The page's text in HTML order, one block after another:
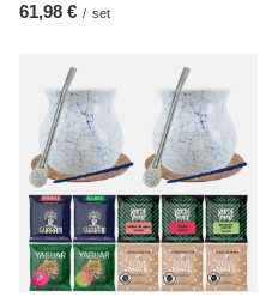
61,98 € / set